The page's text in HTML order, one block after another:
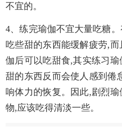
不宜的。
4、练完瑜伽不宜大量吃糖
吃些甜的东西能缓解疲劳,
伽后可以吃甜食,其实练习
甜的东西反而会使人感到倦
响体力的恢复。因此,剧烈
物,应该吃得清淡一些。